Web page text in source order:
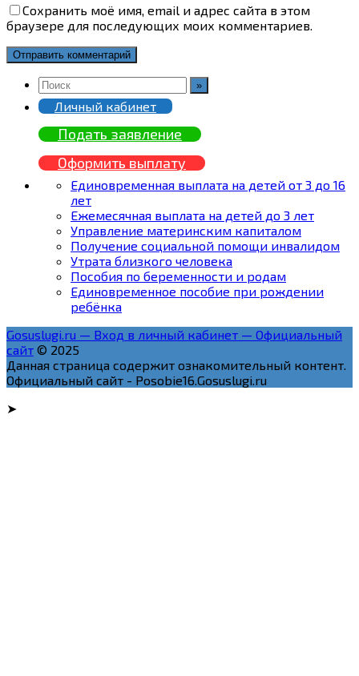
Сохранить моё имя, email и адрес сайта в этом
браузере для последующих моих комментариев.
Личный кабинет
Подать заявление
Оформить выплату
Единовременная выплата на детей от 3 до 16
лет
Ежемесячная выплата на детей до 3 лет
Управление материнским капиталом
Получение социальной помощи инвалидом
Утрата близкого человека
Пособия по беременности и родам
Единовременное пособие при рождении
ребёнка
Gosuslugi.ru — Вход в личный кабинет — Официальный
сайт © 2025
Данная страница содержит ознакомительный контент.
Официальный сайт - Posobie16.Gosuslugi.ru
➤